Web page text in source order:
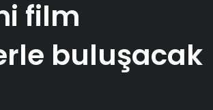
film
buluşacak